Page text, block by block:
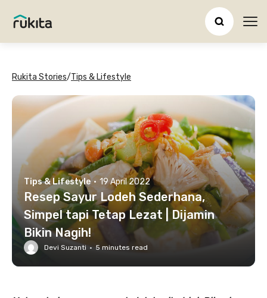
Rukita Stories/Tips & Lifestyle
Tips & Lifestyle · 19 April 2022
Resep Sayur Lodeh Sederhana,
Simpel tapi Tetap Lezat | Dijamin
Bikin Nagih!
Devi Suzanti · 5 minutes read